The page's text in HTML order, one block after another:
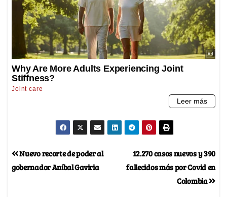
12.270 casos nuevos y 390
fallecidos más por Covid en
Colombia
Nuevo recorte de poder al
gobernador Aníbal Gaviria